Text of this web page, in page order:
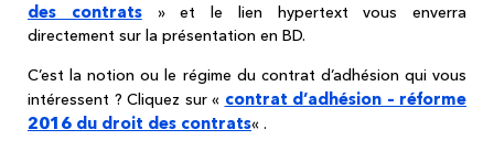
des contrats» et le lien hypertext vous enverra
directement sur la présentation en BD.
C’est la notion ou le régime du contrat d’adhésion qui vous
intéressent ? Cliquez sur « contrat d’adhésion – réforme
2016 du droit des contrats« .